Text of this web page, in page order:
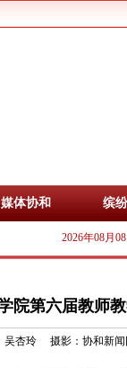
媒体协和 缤
2026年08月
院第六届教师
吴杏玲 摄影：协和